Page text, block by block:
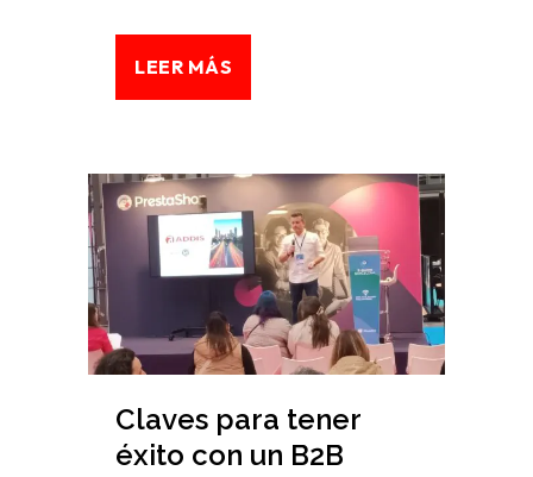
LEER MÁS
Claves para tener
éxito con un B2B